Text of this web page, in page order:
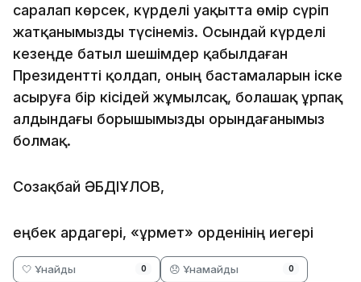
саралап көрсек, күрделі уақытта өмір сүріп
жатқанымызды түсінеміз. Осындай күрделі
кезеңде батыл шешімдер қабылдаған
Президентті қолдап, оның бастамаларын іске
асыруға бір кісідей жұмылсақ, болашақ ұрпақ
алдындағы борышымызды орындағанымыз
болмақ.
Созақбай ӘБДІҚҰЛОВ,
еңбек ардагері, «Құрмет» орденінің иегері
🤍 Ұнайды 0 😞 Ұнамайды 0